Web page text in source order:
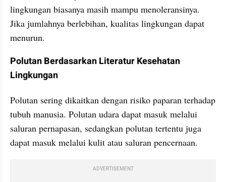
lingkungan biasanya masih mampu menoleransinya.
Jika jumlahnya berlebihan, kualitas lingkungan dapat
menurun.
Polutan Berdasarkan Literatur Kesehatan
Lingkungan
Polutan sering dikaitkan dengan risiko paparan terhadap
tubuh manusia. Polutan udara dapat masuk melalui
saluran pernapasan, sedangkan polutan tertentu juga
dapat masuk melalui kulit atau saluran pencernaan.
ADVERTISEMENT